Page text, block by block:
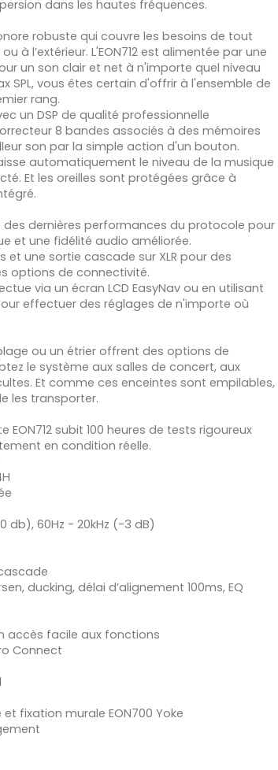
dans les hautes fréquences.
robuste qui couvre les besoins de tout
à l’extérieur. L'EON712 est alimentée par une
un son clair et net à n'importe quel niveau
SPL, vous êtes certain d'offrir à l'ensemble de
rang.
un DSP de qualité professionnelle
8 bandes associés à des mémoires
son par la simple action d'un bouton.
automatiquement le niveau de la musique
Et les oreilles sont protégées grâce à
dernières performances du protocole pour
et une fidélité audio améliorée.
une sortie cascade sur XLR pour des
options de connectivité.
via un écran LCD EasyNav ou en utilisant
effectuer des réglages de n'importe où
ou un étrier offrent des options de
le système aux salles de concert, aux
Et comme ces enceintes sont empilables,
les transporter.
subit 100 heures de tests rigoureux
en condition réelle.
db), 60Hz - 20kHz (-3 dB)
ducking, délai d’alignement 100ms, EQ
accès facile aux fonctions
Connect
fixation murale EON700 Yoke